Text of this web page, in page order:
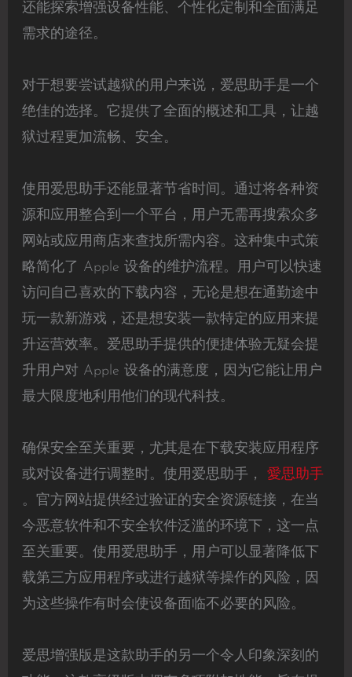
还能探索增强设备性能、个性化定制和全面满足
需求的途径。
对于想要尝试越狱的用户来说，爱思助手是一个
绝佳的选择。它提供了全面的概述和工具，让越
狱过程更加流畅、安全。
使用爱思助手还能显著节省时间。通过将各种资
源和应用整合到一个平台，用户无需再搜索众多
网站或应用商店来查找所需内容。这种集中式策
略简化了 Apple 设备的维护流程。用户可以快速
访问自己喜欢的下载内容，无论是想在通勤途中
玩一款新游戏，还是想安装一款特定的应用来提
升运营效率。爱思助手提供的便捷体验无疑会提
升用户对 Apple 设备的满意度，因为它能让用户
最大限度地利用他们的现代科技。
确保安全至关重要，尤其是在下载安装应用程序
或对设备进行调整时。使用爱思助手， 愛思助手
。官方网站提供经过验证的安全资源链接，在当
今恶意软件和不安全软件泛滥的环境下，这一点
至关重要。使用爱思助手，用户可以显著降低下
载第三方应用程序或进行越狱等操作的风险，因
为这些操作有时会使设备面临不必要的风险。
爱思增强版是这款助手的另一个令人印象深刻的